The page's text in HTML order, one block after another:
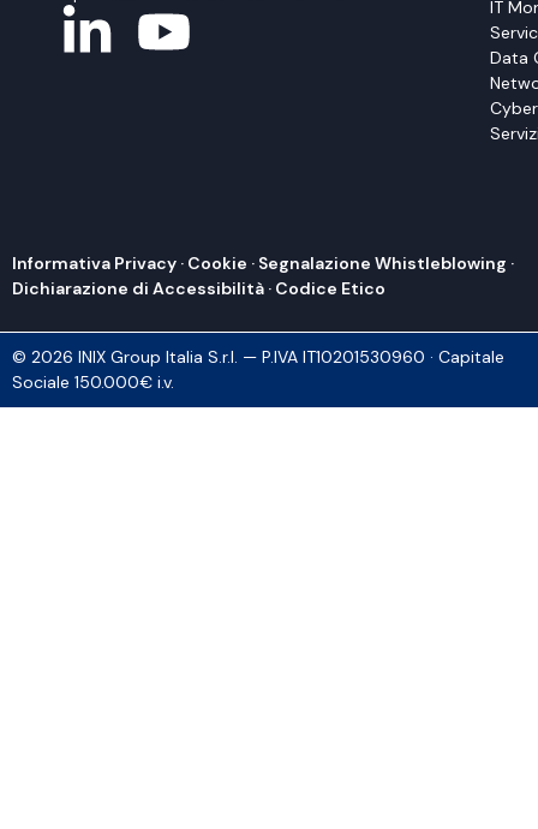
IT
Data
Informativa Privacy · Cookie · Segnalazione Whistleblowing ·
Dichiarazione di Accessibilità · Codice Etico
© 2026 INIX Group Italia S.r.l. — P.IVA IT10201530960 · Capitale
Sociale 150.000€ i.v.